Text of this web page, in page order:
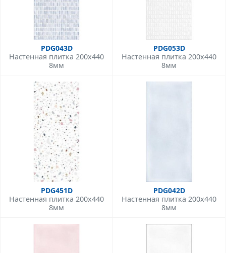
PDG043D
Настенная плитка 200x440
8мм
PDG053D
Настенная плитка 200x440
8мм
PDG451D
Настенная плитка 200x440
8мм
PDG042D
Настенная плитка 200x440
8мм